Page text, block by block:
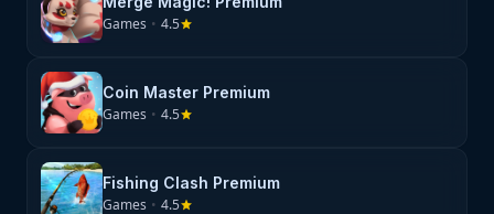
Games • 4.5star
Coin Master Premium
Games • 4.5star
Fishing Clash Premium
Games • 4.5star